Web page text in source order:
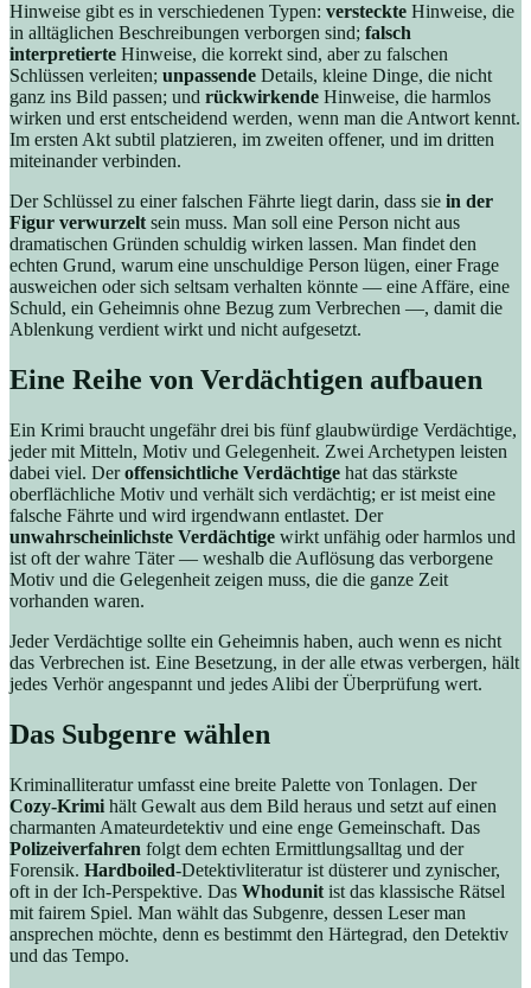
Hinweise gibt es in verschiedenen Typen: versteckte Hinweise, die
in alltäglichen Beschreibungen verborgen sind; falsch
interpretierte Hinweise, die korrekt sind, aber zu falschen
Schlüssen verleiten; unpassende Details, kleine Dinge, die nicht
ganz ins Bild passen; und rückwirkende Hinweise, die harmlos
wirken und erst entscheidend werden, wenn man die Antwort kennt.
Im ersten Akt subtil platzieren, im zweiten offener, und im dritten
miteinander verbinden.
Der Schlüssel zu einer falschen Fährte liegt darin, dass sie in der
Figur verwurzelt sein muss. Man soll eine Person nicht aus
dramatischen Gründen schuldig wirken lassen. Man findet den
echten Grund, warum eine unschuldige Person lügen, einer Frage
ausweichen oder sich seltsam verhalten könnte — eine Affäre, eine
Schuld, ein Geheimnis ohne Bezug zum Verbrechen —, damit die
Ablenkung verdient wirkt und nicht aufgesetzt.
Eine Reihe von Verdächtigen aufbauen
Ein Krimi braucht ungefähr drei bis fünf glaubwürdige Verdächtige,
jeder mit Mitteln, Motiv und Gelegenheit. Zwei Archetypen leisten
dabei viel. Deroffensichtliche Verdächtige hat das stärkste
oberflächliche Motiv und verhält sich verdächtig; er ist meist eine
falsche Fährte und wird irgendwann entlastet. Der
unwahrscheinlichste Verdächtige wirkt unfähig oder harmlos und
ist oft der wahre Täter — weshalb die Auflösung das verborgene
Motiv und die Gelegenheit zeigen muss, die die ganze Zeit
vorhanden waren.
Jeder Verdächtige sollte ein Geheimnis haben, auch wenn es nicht
das Verbrechen ist. Eine Besetzung, in der alle etwas verbergen, hält
jedes Verhör angespannt und jedes Alibi der Überprüfung wert.
Das Subgenre wählen
Kriminalliteratur umfasst eine breite Palette von Tonlagen. Der
Cozy-Krimi hält Gewalt aus dem Bild heraus und setzt auf einen
charmanten Amateurdetektiv und eine enge Gemeinschaft. Das
Polizeiverfahren folgt dem echten Ermittlungsalltag und der
Forensik. Hardboiled-Detektivliteratur ist düsterer und zynischer,
oft in der Ich-Perspektive. Das Whodunit ist das klassische Rätsel
mit fairem Spiel. Man wählt das Subgenre, dessen Leser man
ansprechen möchte, denn es bestimmt den Härtegrad, den Detektiv
und das Tempo.